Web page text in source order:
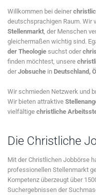
Willkommen bei deiner
deutschsprachigen Raum. Wir
Stellenmarkt , der Menschen
gleichermaßen wichtig sind.
der Theologie suchst oder
finden möchtest, unsere
derJobsuche in Deutschland,
Wir schmieden Netzwerk und
Wir bieten attraktive
vielfältige christliche
Die Christliche
Mit der Christlichen Jobbörse
professionellen Stellenmarkt
Kompetenz überzeugt über
Suchergebnissen der